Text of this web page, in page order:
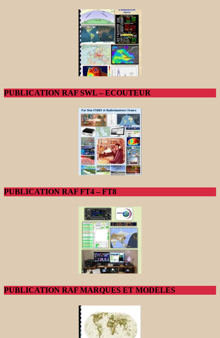
PUBLICATION RAF SWL – ECOUTEUR
PUBLICATION RAF FT4 – FT8
PUBLICATION RAF MARQUES ET MODELES